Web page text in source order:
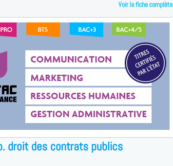
Voir la fiche complète
droit des contrats publics